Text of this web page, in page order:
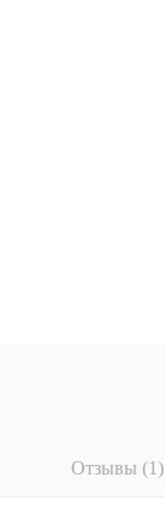
Отзывы (1)